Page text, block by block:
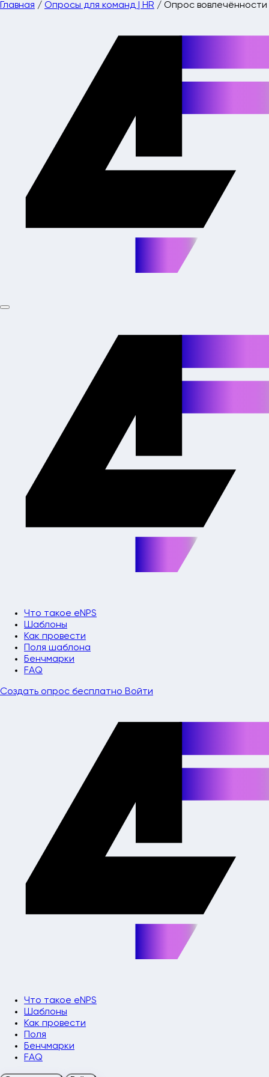
Главная / Опросы для команд | HR / Опрос вовлечённости
Что такое eNPS
Шаблоны
Как провести
Поля шаблона
Бенчмарки
FAQ
Создать опрос бесплатно Войти
Что такое eNPS
Шаблоны
Как провести
Поля
Бенчмарки
FAQ